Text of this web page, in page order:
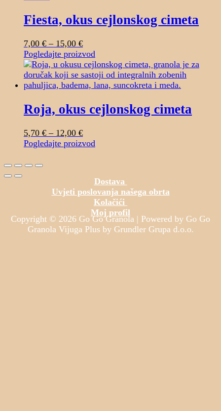
Fiesta, okus cejlonskog cimeta
7,00 € – 15,00 €Raspon
cijena:
od
7,00 €
do
Pogledajte proizvod
proizvod
ima
više
Opcije
se
na
Roja, okus cejlonskog cimeta
5,70 € – 12,00 €Raspon
cijena:
12,00 €
Pogledajte proizvod
varijanti.
Opcije
se
mogu
odabrati
Dostava
Uvjeti poslovanja našega obrta
Kolačići
Moj profil
Copyright © 2026 Go Go Granola | Powered by Go Go
Granola Vijuga Plus by Grundler Grupa d.o.o.